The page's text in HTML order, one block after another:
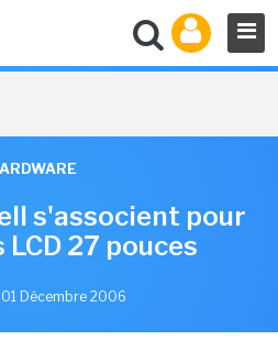
s'associent pour
27 pouces
Décembre 2006